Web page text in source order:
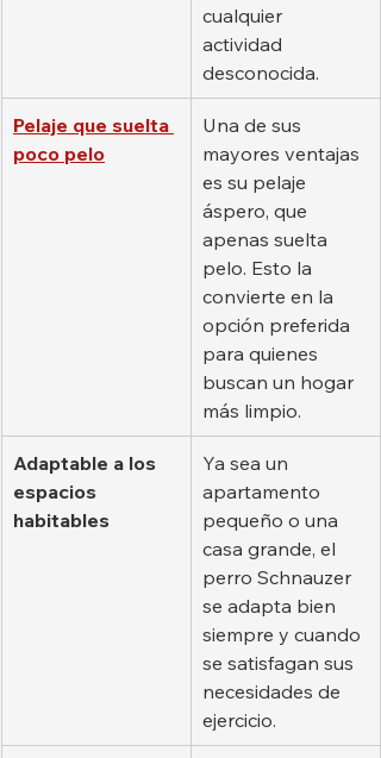
cualquier
actividad
desconocida.
Pelaje que suelta
poco pelo
Una de sus
mayores ventajas
es su pelaje
áspero, que
apenas suelta
pelo. Esto la
convierte en la
opción preferida
para quienes
buscan un hogar
más limpio.
Adaptable a los
espacios
habitables
Ya sea un
apartamento
pequeño o una
casa grande, el
perro Schnauzer
se adapta bien
siempre y cuando
se satisfagan sus
necesidades de
ejercicio.